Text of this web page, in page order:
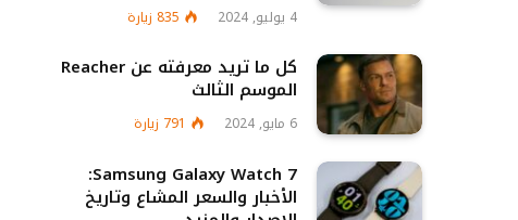
4 يوليو, 2024 835 زيارة
كل ما تريد معرفته عن Reacher
الموسم الثالث
6 مايو, 2024 791 زيارة
Samsung Galaxy Watch 7:
الأخبار والسعر المشاع وتاريخ